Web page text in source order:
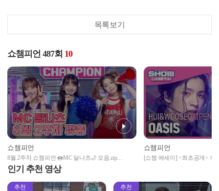
목록보기
쇼챔피언 487회 10
쇼챔피언
8월 2주차 쇼챔피언 🍩MC 달나츠🌙 모음.zip
(woo!ah! 나나, Billlie 문수아&츠키) | Show Champion |
EP.487
쇼챔피언
[쇼챔 에세이] <최초공개> 후
인기 추천 영상
추천 추천